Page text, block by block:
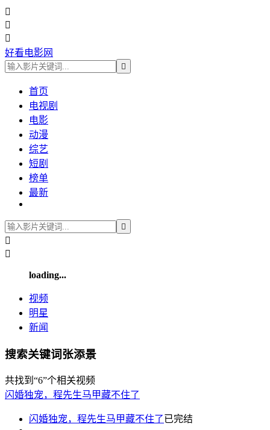



好看电影网

首页
电视剧
电影
动漫
综艺
短剧
榜单
最新



loading...
视频
明星
新闻
搜索关键词张添景
共找到 “6”个相关视频
闪婚独宠，程先生马甲藏不住了
闪婚独宠，程先生马甲藏不住了已完结